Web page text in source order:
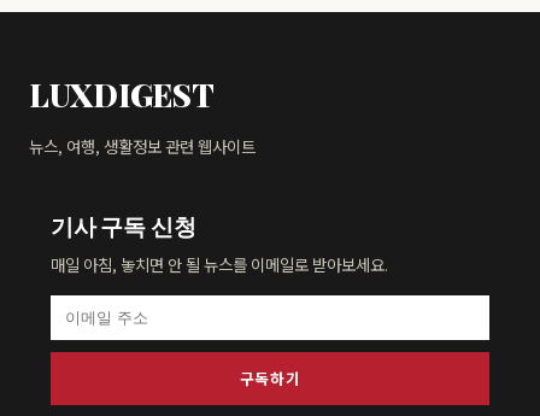
LUXDIGEST
뉴스, 여행, 생활정보 관련 웹사이트
기사 구독 신청
매일 아침, 놓치면 안 될 뉴스를 이메일로 받아보세요.
구독하기